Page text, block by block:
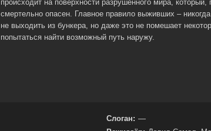
происходит на поверхности разрушенного мира,
смертельно опасен. Главное правило выживших –
не выходить из бункера, но даже это не помешает
попытаться найти возможный путь наружу.
Слоган: —